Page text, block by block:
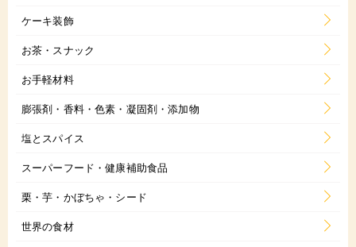
ケーキ装飾
お茶・スナック
お手軽材料
膨張剤・香料・色素・凝固剤・添加物
塩とスパイス
スーパーフード・健康補助食品
栗・芋・かぼちゃ・シード
世界の食材